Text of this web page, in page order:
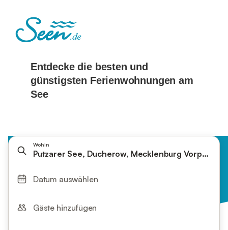
Wohin
Putzarer See, Ducherow, Mecklenburg
Datum auswählen
Gäste hinzufügen